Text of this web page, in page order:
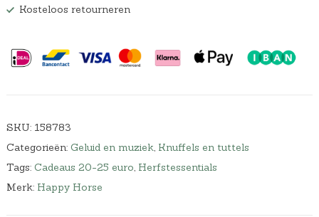
Kosteloos retourneren
SKU: 158783
Categorieën: Geluid en muziek, Knuffels en tuttels
Tags: Cadeaus 20-25 euro, Herfstessentials
Merk: Happy Horse